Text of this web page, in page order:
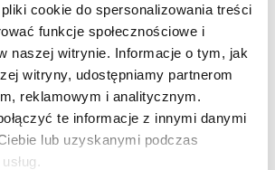
cookie do spersonalizowania treści
funkcje społecznościowe i
naszej witrynie. Informacje o tym, jak
witryny, udostępniamy partnerom
reklamowym i analitycznym.
te informacje z innymi danymi
lub uzyskanymi podczas
U pacjentów z ciężką
wątroby należy zachować ostrożność.
Ezomeprazol może wpływać na
leków, takich jak atazanawir.
Długotrwałe stosowanie
do zmniejszenia wchłaniania